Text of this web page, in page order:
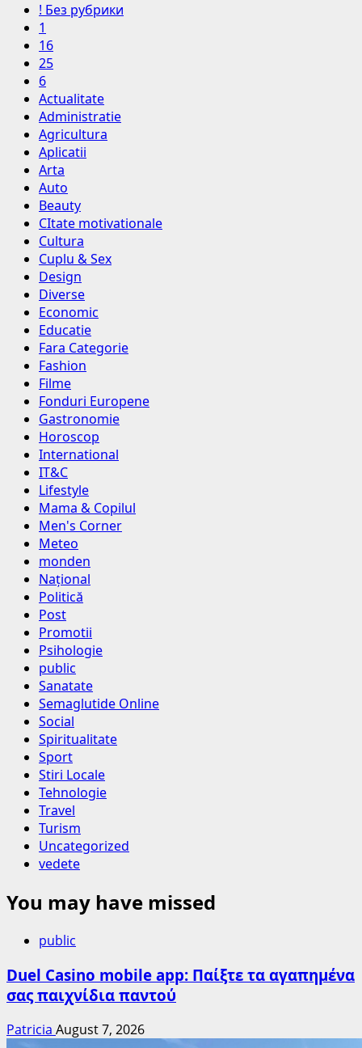
! Без рубрики
1
16
25
6
Actualitate
Administratie
Agricultura
Aplicatii
Arta
Auto
Beauty
CItate motivationale
Cultura
Cuplu & Sex
Design
Diverse
Economic
Educatie
Fara Categorie
Fashion
Filme
Fonduri Europene
Gastronomie
Horoscop
International
IT&C
Lifestyle
Mama & Copilul
Men's Corner
Meteo
monden
Național
Politică
Post
Promotii
Psihologie
public
Sanatate
Semaglutide Online
Social
Spiritualitate
Sport
Stiri Locale
Tehnologie
Travel
Turism
Uncategorized
vedete
You may have missed
public
Duel Casino mobile app: Παίξτε τα αγαπημένα
σας παιχνίδια παντού
Patricia August 7, 2026